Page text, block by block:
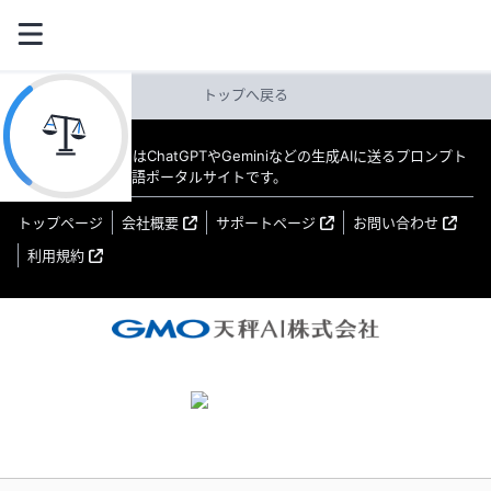
トップへ戻る
教えてAI byGMO はChatGPTやGeminiなどの生成AIに送るプロンプト
（指示文）の日本語ポータルサイトです。
トップページ 会社概要 サポートページ
お問い合わせ
利用規約